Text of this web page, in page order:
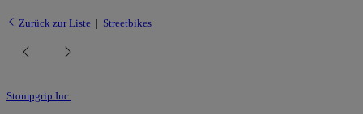
Zurück zur Liste Streetbikes
Stompgrip Inc.